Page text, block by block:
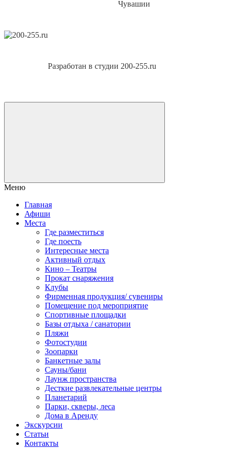
Чувашии
Разработан в студии 200-255.ru
Меню
Главная
Афиши
Места
Где разместиться
Где поесть
Интересные места
Активный отдых
Кино – Театры
Прокат снаряжения
Клубы
Фирменная продукция/ сувениры
Помещение под мероприятие
Спортивные площадки
Базы отдыха / санатории
Пляжи
Фотостудии
Зоопарки
Банкетные залы
Сауны/бани
Лаунж пространства
Десткие развлекательные центры
Планетарий
Парки, скверы, леса
Дома в Аренду
Экскурсии
Статьи
Контакты